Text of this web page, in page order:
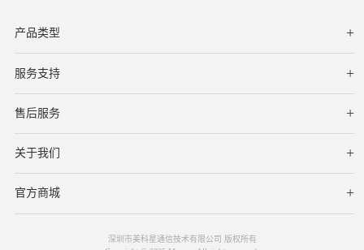
产品类型
服务支持
下载中心
文档与指南
视频教程
售后服务
服务网点
保修条款
关于我们
公司简介
联系我们
在线客服
官方商城
深圳市美科星通信技术有限公司 版权所有